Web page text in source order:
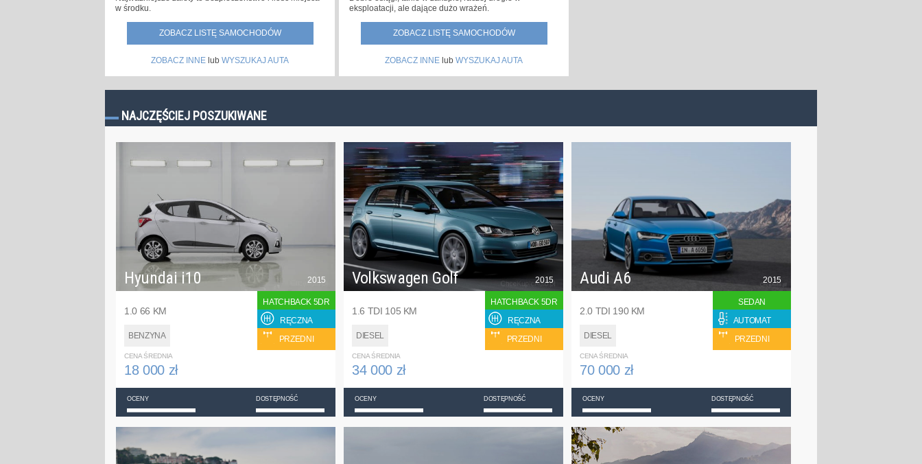
w środku.
ZOBACZ LISTĘ SAMOCHODÓW
ZOBACZ INNE lub WYSZUKAJ AUTA
eksploatacji, ale dające dużo wrażeń.
ZOBACZ LISTĘ SAMOCHODÓW
ZOBACZ INNE lub WYSZUKAJ AUTA
NAJCZĘŚCIEJ POSZUKIWANE
Hyundai i10
1.0 66 KM
BENZYNA
2015
HATCHBACK 5DR
RĘCZNA
PRZEDNI
CENA ŚREDNIA
18 000 zł
OCENY DOSTĘPNOŚĆ
Volkswagen Golf
1.6 TDI 105 KM
DIESEL
2015
HATCHBACK 5DR
RĘCZNA
PRZEDNI
CENA ŚREDNIA
34 000 zł
OCENY DOSTĘPNOŚĆ
Audi A6
2.0 TDI 190 KM
DIESEL
2015
SEDAN
AUTOMAT
PRZEDNI
CENA ŚREDNIA
70 000 zł
OCENY DOSTĘPNOŚĆ